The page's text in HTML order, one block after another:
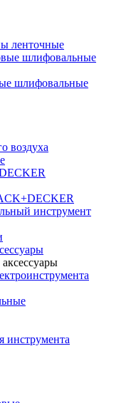
ленточные
шлифовальные
шлифовальные
воздуха
инструмент
инструмента